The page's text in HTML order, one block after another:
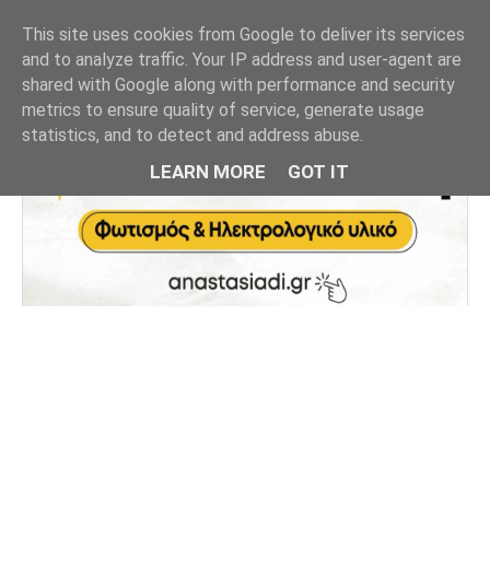
This site uses cookies from Google to deliver its services
and to analyze traffic. Your IP address and user-agent are
shared with Google along with performance and security
metrics to ensure quality of service, generate usage
statistics, and to detect and address abuse.
LEARN MORE GOT IT